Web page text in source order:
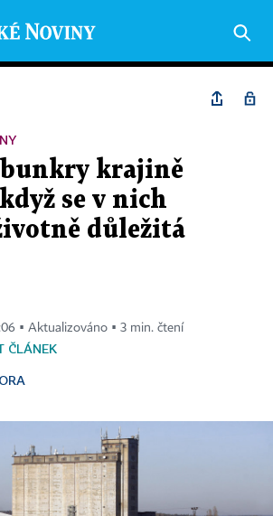
krajině
se v nich
důležitá
▪ Aktualizováno ▪ 3 min. čtení
ČLÁNEK